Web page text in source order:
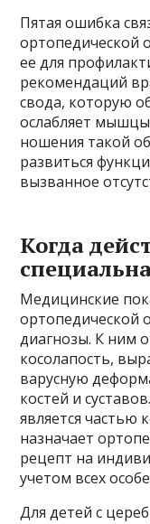
Пятая ошибка
ортопедической
ее для
рекомендаций
свода, которую
ослабляет
ношения такой
развиться
вызванное
Когда
Медицинские
ортопедической
диагнозы. К ним
косолапость,
варусную
костей и
является частью
назначает
рецепт на
учетом всех
Для детей с